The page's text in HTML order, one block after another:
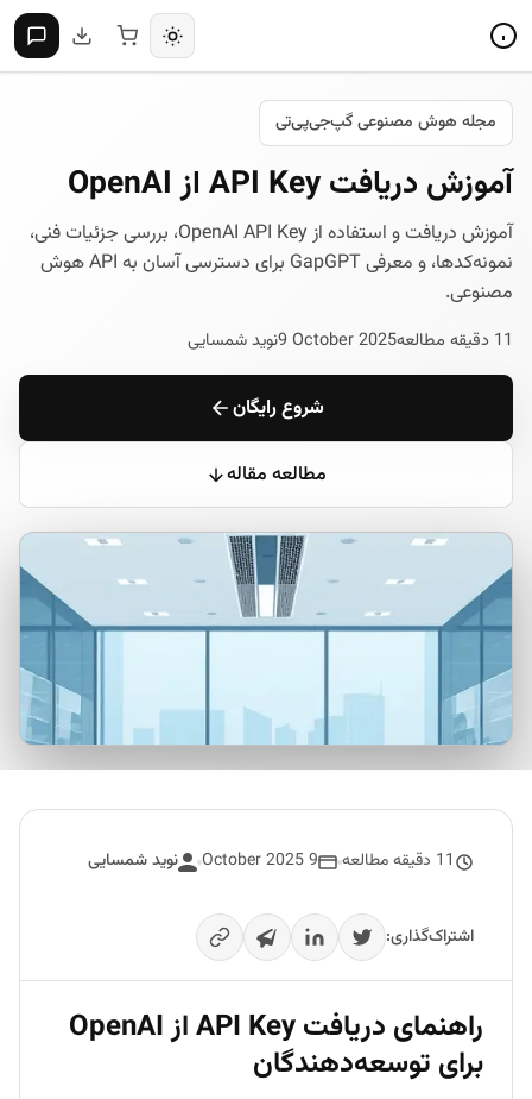
مجله هوش مصنوعی گپ‌جی‌پی‌تی
آموزش دریافت API Key از OpenAI
آموزش دریافت و استفاده از OpenAI API Key، بررسی جزئیات فنی،
نمونه‌کدها، و معرفی GapGPT برای دسترسی آسان به API هوش
مصنوعی.
11 دقیقه مطالعه 9 October 2025نوید شمسایی
شروع رایگان
مطالعه مقاله
11 دقیقه مطالعه 9 October 2025 نوید شمسایی
اشتراک‌گذاری:
راهنمای دریافت API Key از OpenAI
برای توسعه‌دهندگان